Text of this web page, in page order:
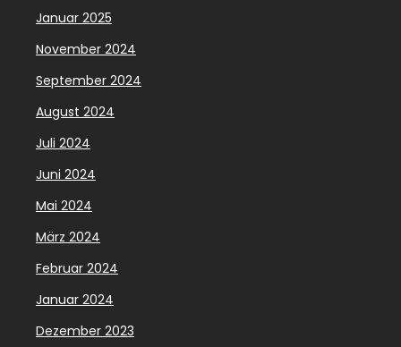
Januar 2025
November 2024
September 2024
August 2024
Juli 2024
Juni 2024
Mai 2024
März 2024
Februar 2024
Januar 2024
Dezember 2023